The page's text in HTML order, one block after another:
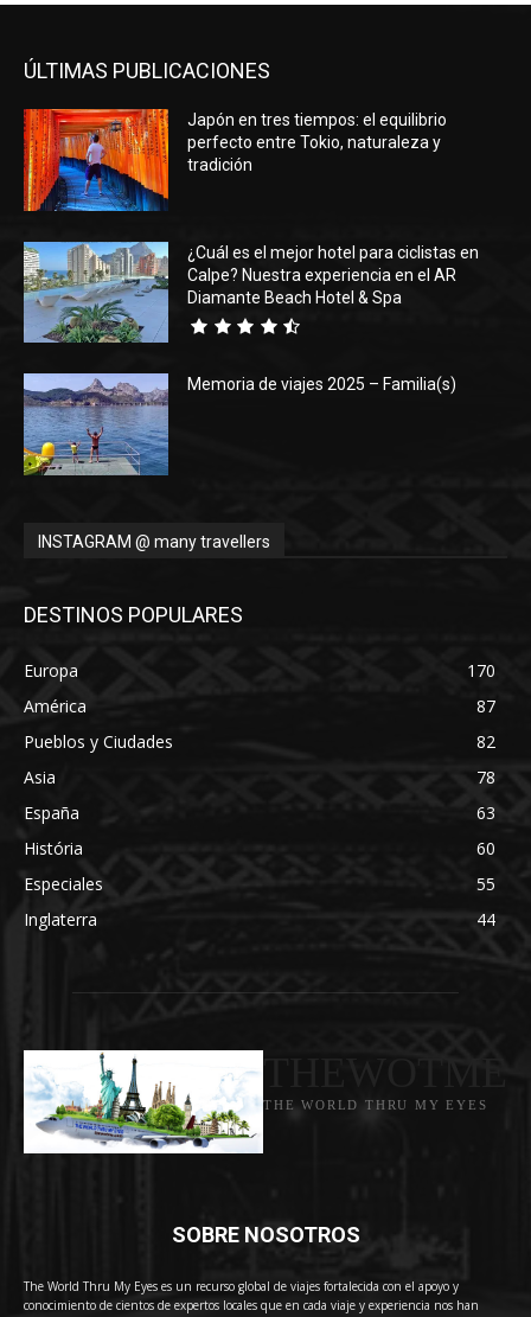
ÚLTIMAS PUBLICACIONES
Japón en tres tiempos: el equilibrio
perfecto entre Tokio, naturaleza y
tradición
¿Cuál es el mejor hotel para ciclistas en
Calpe? Nuestra experiencia en el AR
Diamante Beach Hotel & Spa
Memoria de viajes 2025 – Familia(s)
INSTAGRAM @ many travellers
DESTINOS POPULARES
Europa
170
América
87
Pueblos y Ciudades
82
Asia
78
España
63
História
60
Especiales
55
Inglaterra
44
THE WORLD THRU MY EYES
SOBRE NOSOTROS
The World Thru My Eyes es un recurso global de viajes fortalecida con el apoyo y
conocimiento de cientos de expertos locales que en cada viaje y experiencia nos han